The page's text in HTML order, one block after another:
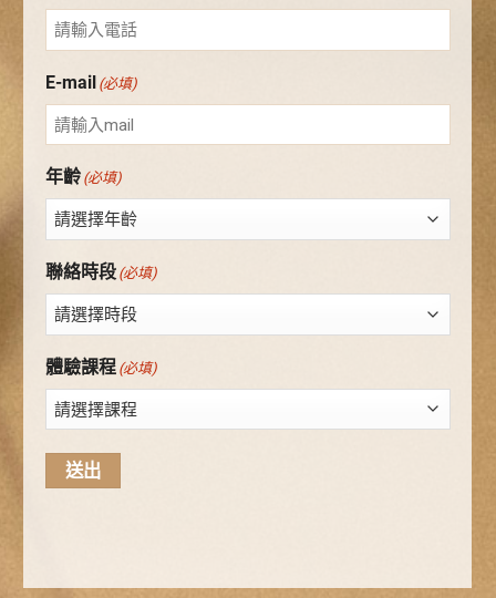
E-mail (必填)
年齡 (必填)
聯絡時段 (必填)
體驗課程 (必填)